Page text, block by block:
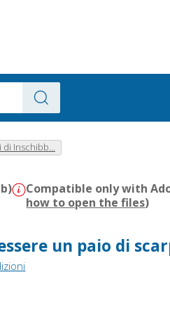
Inschibb...
Compatible only with
how to open the files)
un paio di